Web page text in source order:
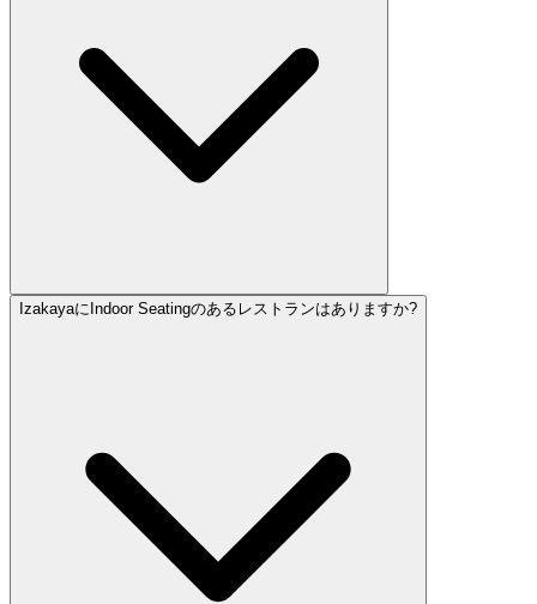
IzakayaにIndoor Seatingのあるレストランはありますか?